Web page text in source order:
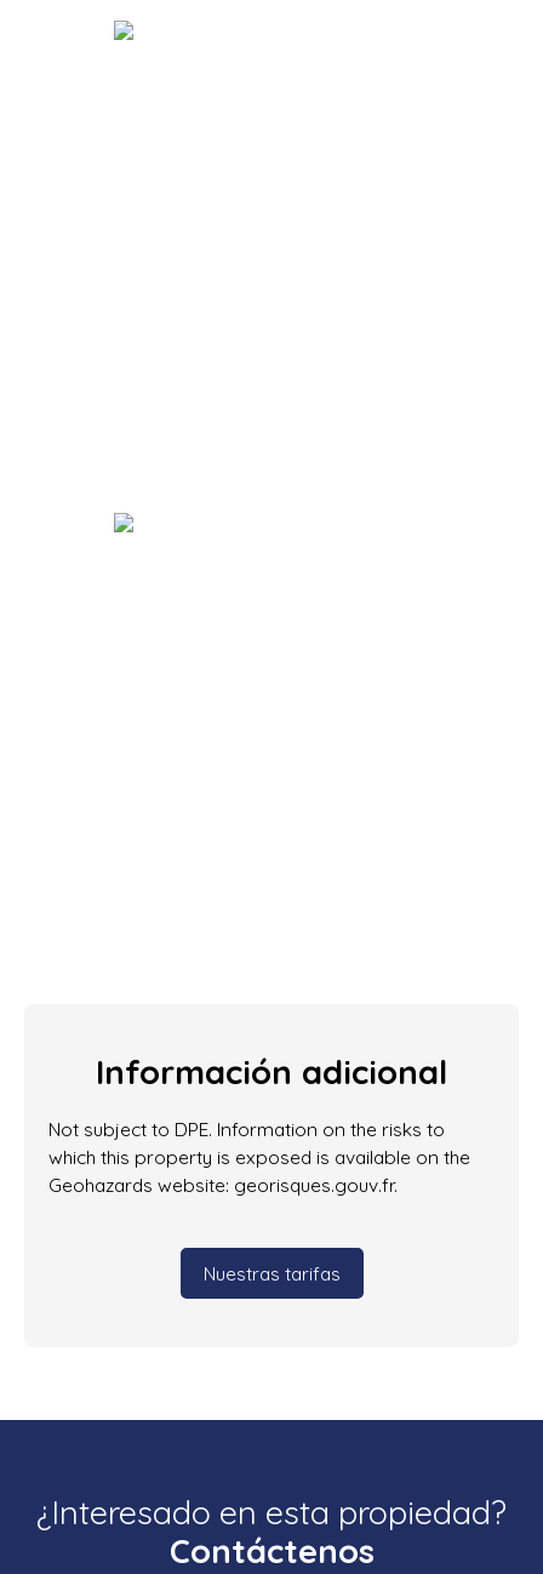
Información adicional
Not subject to DPE. Information on the risks to
which this property is exposed is available on the
Geohazards website: georisques.gouv.fr.
Nuestras tarifas
¿Interesado en esta propiedad?
Contáctenos